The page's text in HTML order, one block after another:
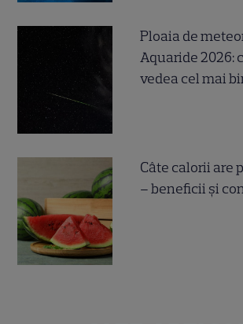
Ploaia de
Aquaride 2026:
vedea cel mai
Câte calorii are
– beneficii și